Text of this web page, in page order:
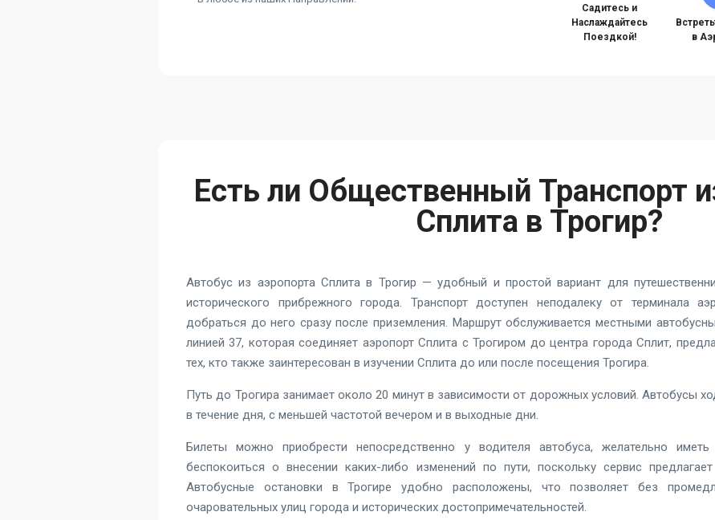
Садитесь и
Наслаждайтесь
Поездкой!
в
Есть ли Общественный Транспорт
Сплита в Трогир?
Автобус из аэропорта Сплита в Трогир — удобный и простой вариант для
исторического прибрежного города. Транспорт доступен неподалеку от терминала
добраться до него сразу после приземления. Маршрут обслуживается местными
линией 37, которая соединяет аэропорт Сплита с Трогиром до центра города Сплит,
тех, кто также заинтересован в изучении Сплита до или после посещения Трогира.
Путь до Трогира занимает около 20 минут в зависимости от дорожных условий. Автобусы
в течение дня, с меньшей частотой вечером и в выходные дни.
Билеты можно приобрести непосредственно у водителя автобуса, желательно
беспокоиться о внесении каких-либо изменений по пути, поскольку сервис
Автобусные остановки в Трогире удобно расположены, что позволяет без
очаровательных улиц города и исторических достопримечательностей.